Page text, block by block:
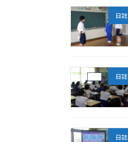
日誌
日誌
日誌